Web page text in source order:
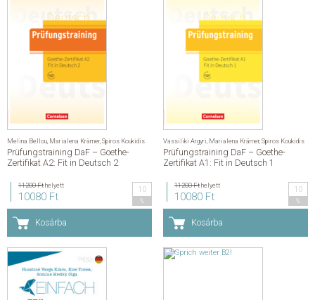
Melina Bellou Marialena Krämer,Spiros Koukidis
Prüfungstraining DaF – Goethe-
Zertifikat A2: Fit in Deutsch 2
11200 Fthelyett
10080 Ft
10
Kosárba
Vassiliki Argyri Marialena Krämer,Spiros Koukidis
Prüfungstraining DaF – Goethe-
Zertifikat A1: Fit in Deutsch 1
11200 Fthelyett
10080 Ft
10
Kosárba